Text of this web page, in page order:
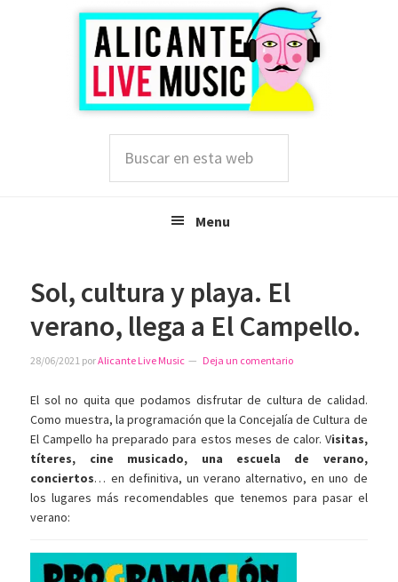
esta
Menu
Sol, cultura y playa. El
verano, llega a El Campello.
28/06/2021 porAlicante Live Music Deja un comentario
El sol no quita que podamos disfrutar de cultura de calidad.
Como muestra, la programación que la Concejalía de Cultura de
El Campello ha preparado para estos meses de calor. Visitas,
títeres, cine musicado, una escuela de verano,
conciertos… en definitiva, un verano alternativo, en uno de
los lugares más recomendables que tenemos para pasar el
verano: